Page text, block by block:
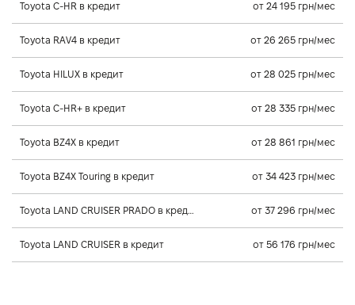
Toyota C-HR в кредит от 24 195 грн/мес
Toyota RAV4 в кредит от 26 265 грн/мес
Toyota HILUX в кредит от 28 025 грн/мес
Toyota C-HR+ в кредит от 28 335 грн/мес
Toyota BZ4X в кредит от 28 861 грн/мес
Toyota BZ4X Touring в кредит от 34 423 грн/мес
Toyota LAND CRUISER PRADO в кредит от 37 296 грн/мес
Toyota LAND CRUISER в кредит от 56 176 грн/мес